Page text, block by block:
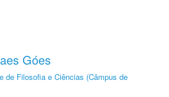
Góes
de Filosofia e Ciências (Câmpus de